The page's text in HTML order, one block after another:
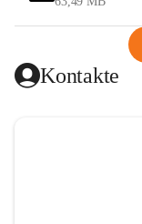
Kontakte